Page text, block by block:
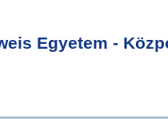
Egyetem -
of Heart Rate
Test in a